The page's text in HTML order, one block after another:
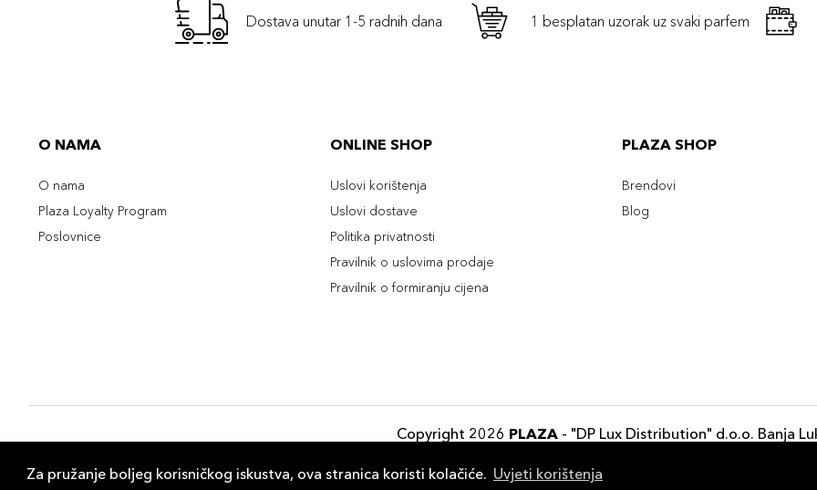
Za pružanje boljeg korisničkog iskustva, ova stranica koristi kolačiće. Uvjeti korištenja
Dostava unutar 1-5 radnih dana 1 besplatan uzorak uz svaki parfem
O NAMA
O nama
Plaza Loyalty Program
Poslovnice
ONLINE SHOP
Uslovi korištenja
Uslovi dostave
Politika privatnosti
Pravilnik o uslovima prodaje
Pravilnik o formiranju cijena
PLAZA SHOP
Brendovi
Blog
Copyright 2026 PLAZA- "DP Lux Distribution" d.o.o. Banja